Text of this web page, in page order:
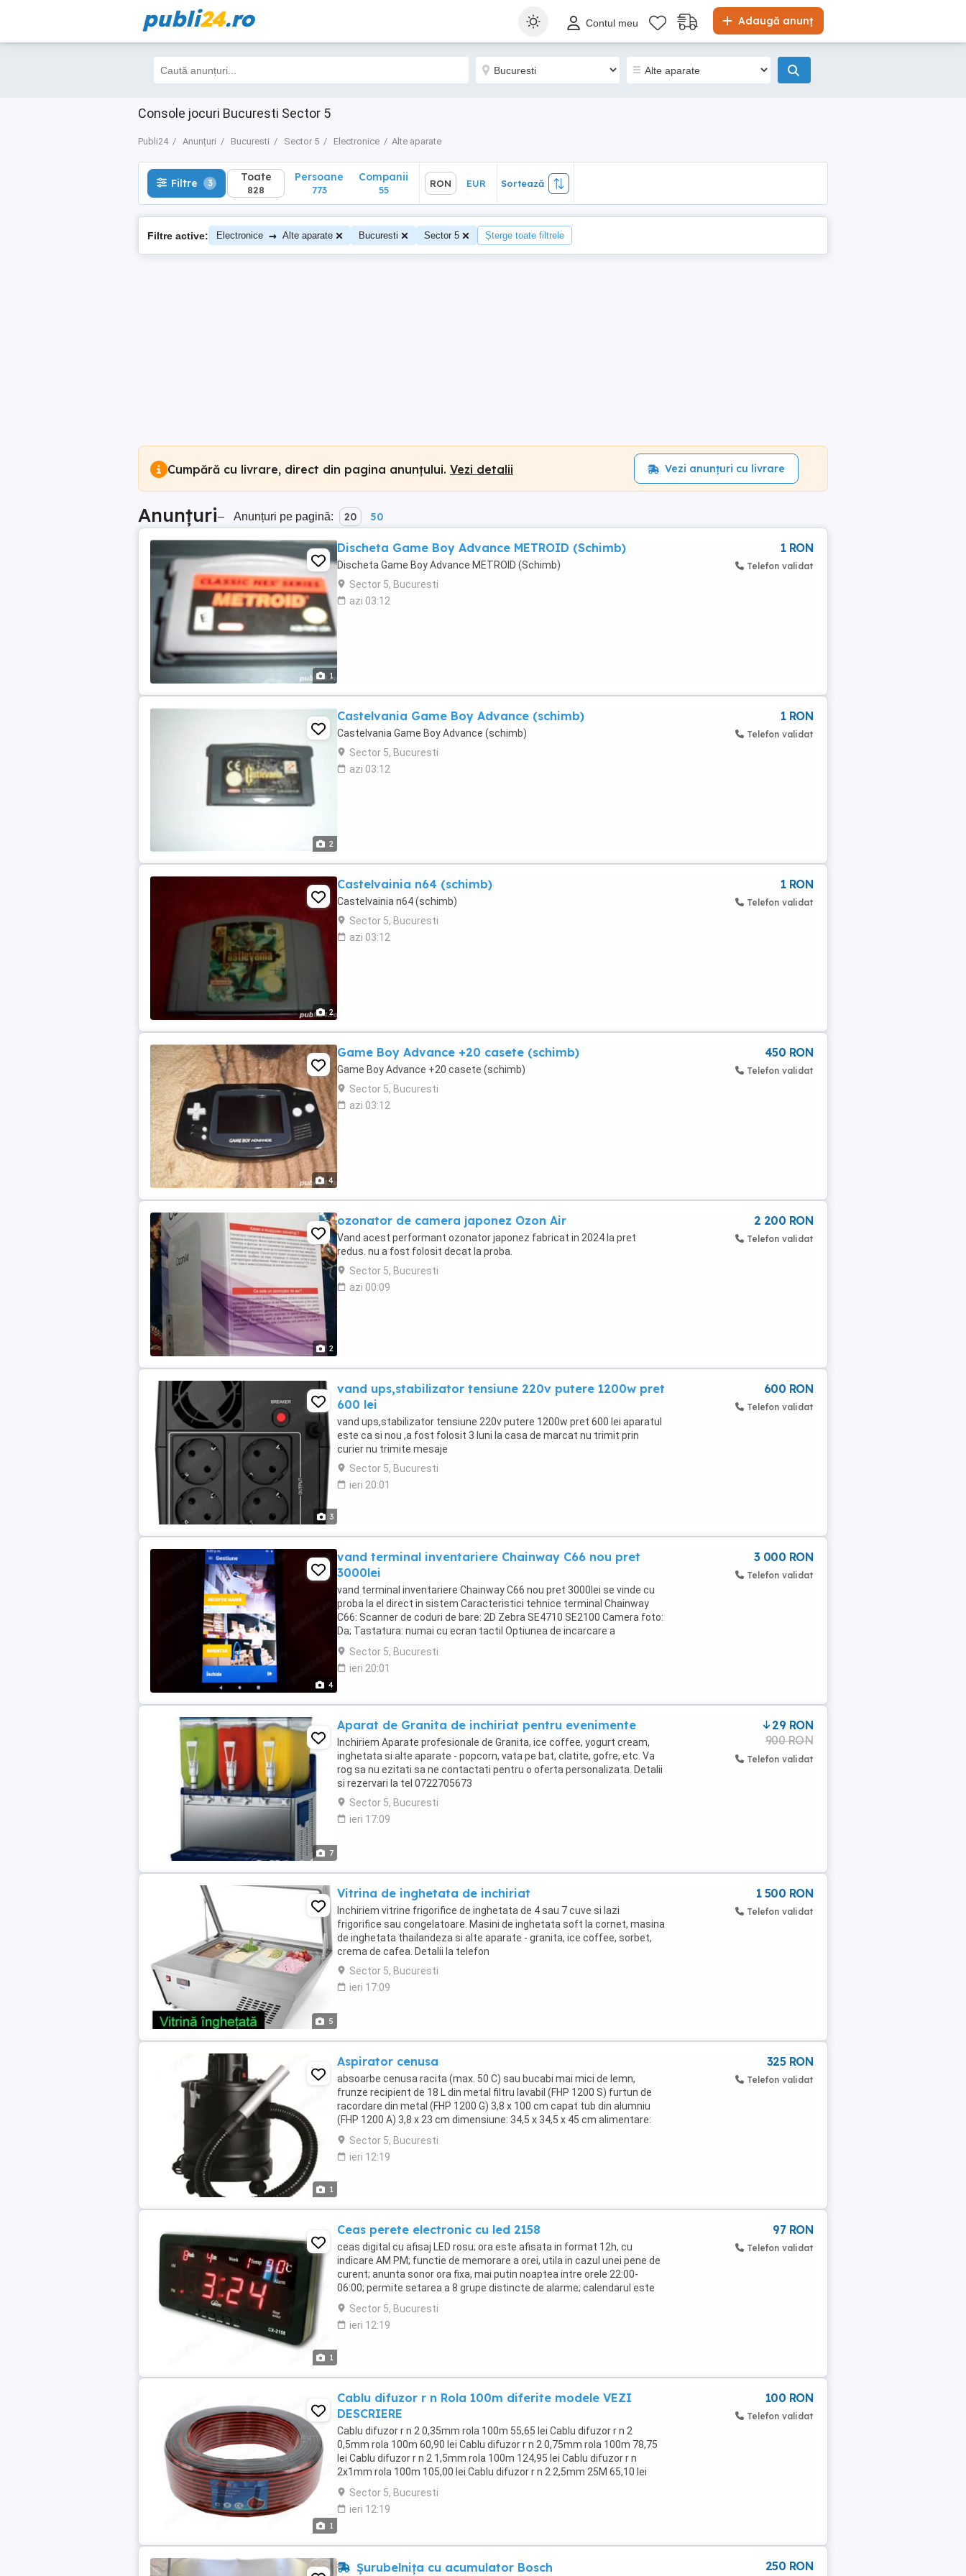
publi24.ro Adaugă anunț
Contul meu
Console jocuri Bucuresti Sector 5
Publi24 Anunțuri Bucuresti Sector 5 Electronice Alte aparate
Filtre 3 Toate
828
Sortează
Filtre 3 Toate
828
Persoane
773
Companii
55
RON EUR Sortează
Filtre active: Electronice → Alte aparate Bucuresti Sector 5 Șterge toate filtrele
Cumpără cu livrare, direct din pagina anunțului. Vezi detalii Vezi anunțuri cu livrare
Anunțuri– Anunțuri pe pagină: 20 50
1
Discheta Game Boy Advance METROID (Schimb)
Discheta Game Boy Advance METROID (Schimb)
Sector 5, Bucuresti
azi 03:12
1 RON
Telefon validat
2
Castelvania Game Boy Advance (schimb)
Castelvania Game Boy Advance (schimb)
Sector 5, Bucuresti
azi 03:12
1 RON
Telefon validat
2
Castelvainia n64 (schimb)
Castelvainia n64 (schimb)
Sector 5, Bucuresti
azi 03:12
1 RON
Telefon validat
4
Game Boy Advance +20 casete (schimb)
Game Boy Advance +20 casete (schimb)
Sector 5, Bucuresti
azi 03:12
450 RON
Telefon validat
2
ozonator de camera japonez Ozon Air
Vand acest performant ozonator japonez fabricat in 2024 la pret
redus. nu a fost folosit decat la proba.
Sector 5, Bucuresti
azi 00:09
2 200 RON
Telefon validat
3
vand ups,stabilizator tensiune 220v putere 1200w pret
600 lei
vand ups,stabilizator tensiune 220v putere 1200w pret 600 lei aparatul
este ca si nou ,a fost folosit 3 luni la casa de marcat nu trimit prin
curier nu trimite mesaje
Sector 5, Bucuresti
ieri 20:01
600 RON
Telefon validat
4
vand terminal inventariere Chainway C66 nou pret
3000lei
vand terminal inventariere Chainway C66 nou pret 3000lei se vinde cu
proba la el direct in sistem Caracteristici tehnice terminal Chainway
C66: Scanner de coduri de bare: 2D Zebra SE4710 SE2100 Camera foto:
Da; Tastatura: numai cu ecran tactil Optiunea de incarcare a
suportului: Nu; Optiunea de citire ...
Sector 5, Bucuresti
ieri 20:01
3 000 RON
Telefon validat
7
Aparat de Granita de inchiriat pentru evenimente
Inchiriem Aparate profesionale de Granita, ice coffee, yogurt cream,
inghetata si alte aparate - popcorn, vata pe bat, clatite, gofre, etc. Va
rog sa nu ezitati sa ne contactati pentru o oferta personalizata. Detalii
si rezervari la tel 0722705673
Sector 5, Bucuresti
ieri 17:09
29 RON
900 RON
Telefon validat
5
Vitrina de inghetata de inchiriat
Inchiriem vitrine frigorifice de inghetata de 4 sau 7 cuve si lazi
frigorifice sau congelatoare. Masini de inghetata soft la cornet, masina
de inghetata thailandeza si alte aparate - granita, ice coffee, sorbet,
crema de cafea. Detalii la telefon
Sector 5, Bucuresti
ieri 17:09
1 500 RON
Telefon validat
1
Aspirator cenusa
absoarbe cenusa racita (max. 50 C) sau bucabi mai mici de lemn,
frunze recipient de 18 L din metal filtru lavabil (FHP 1200 S) furtun de
racordare din metal (FHP 1200 G) 3,8 x 100 cm capat tub din alumniu
(FHP 1200 A) 3,8 x 23 cm dimensiune: 34,5 x 34,5 x 45 cm alimentare:
230 ...
Sector 5, Bucuresti
ieri 12:19
325 RON
Telefon validat
1
Ceas perete electronic cu led 2158
ceas digital cu afisaj LED rosu; ora este afisata in format 12h, cu
indicare AM PM; functie de memorare a orei, utila in cazul unei pene de
curent; anunta sonor ora fixa, mai putin noaptea intre orele 22:00-
06:00; permite setarea a 8 grupe distincte de alarme; calendarul este
afisat ...
Sector 5, Bucuresti
ieri 12:19
97 RON
Telefon validat
1
Cablu difuzor r n Rola 100m diferite modele VEZI
DESCRIERE
Cablu difuzor r n 2 0,35mm rola 100m 55,65 lei Cablu difuzor r n 2
0,5mm rola 100m 60,90 lei Cablu difuzor r n 2 0,75mm rola 100m 78,75
lei Cablu difuzor r n 2 1,5mm rola 100m 124,95 lei Cablu difuzor r n
2x1mm rola 100m 105,00 lei Cablu difuzor r n 2 2,5mm 25M 65,10 lei
Cablu difuzor r n 2 2,5mm ...
Sector 5, Bucuresti
ieri 12:19
100 RON
Telefon validat
Șurubelnița cu acumulator Bosch 250 RON